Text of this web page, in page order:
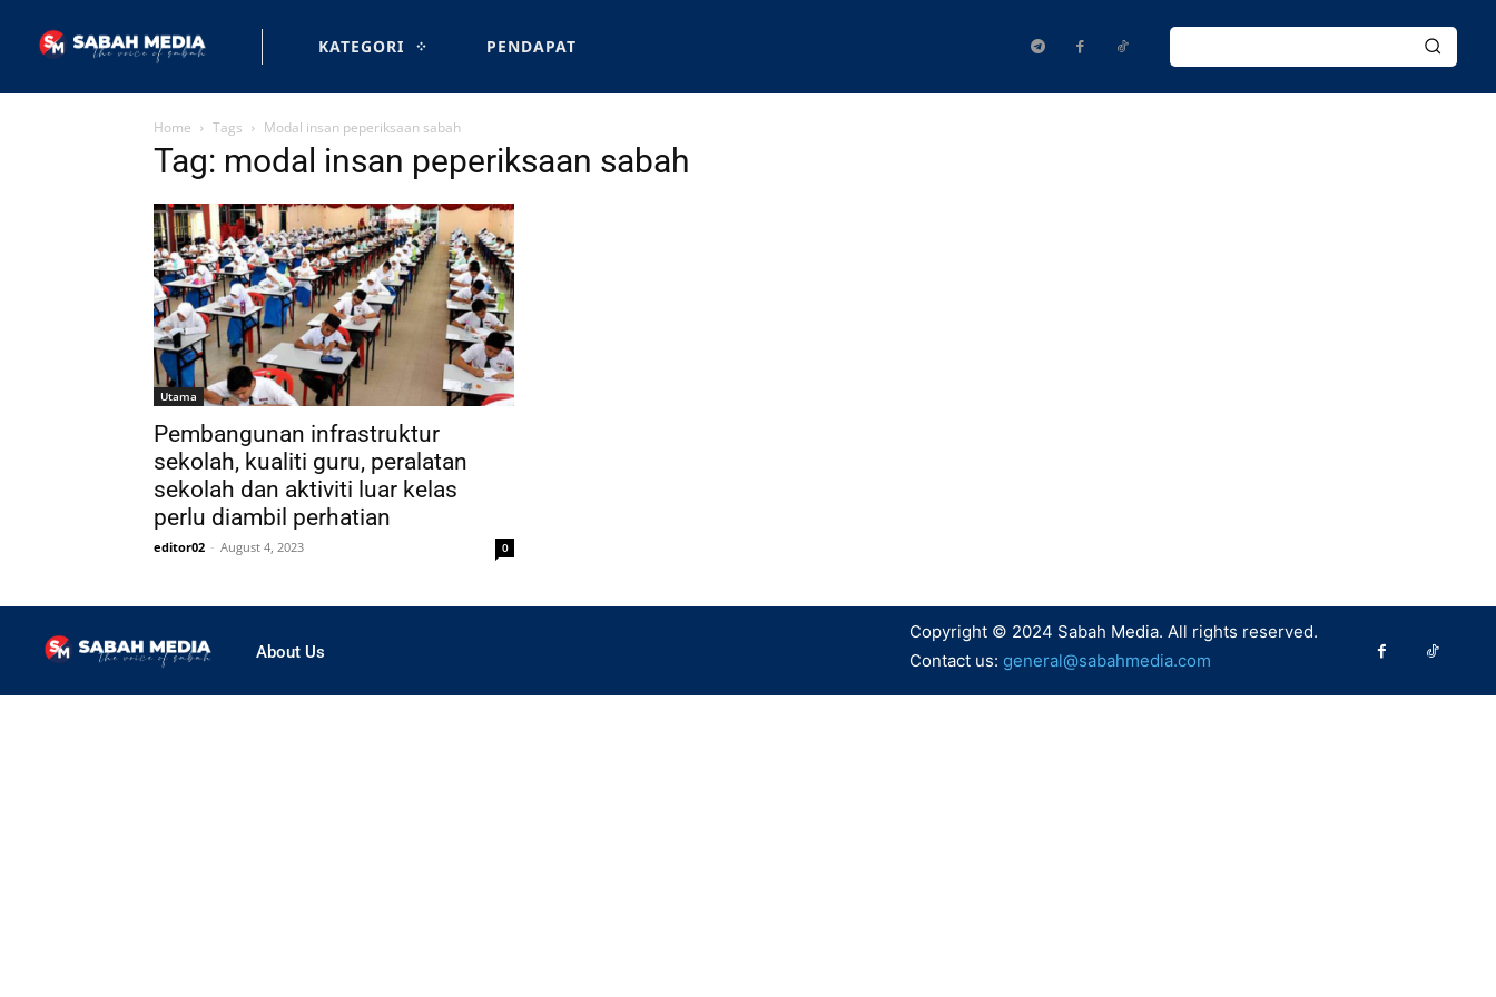
KATEGORI PENDAPAT
Home Tags Modal insan peperiksaan sabah
Tag: modal insan peperiksaan sabah
Utama
Pembangunan infrastruktur
sekolah, kualiti guru, peralatan
sekolah dan aktiviti luar kelas
perlu diambil perhatian
editor02 - August 4, 2023 0
About Us
Copyright © 2024 Sabah Media. All rights reserved.
Contact us: general@sabahmedia.com